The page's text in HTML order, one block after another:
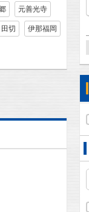
元善光寺
田切 伊那福岡